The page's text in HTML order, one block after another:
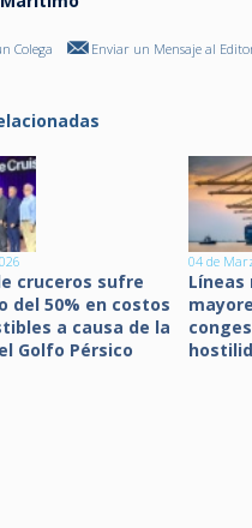
Colega Enviar un Mensaje al
cruceros sufre
del 50% en costos
a causa de la
Golfo Pérsico
04 de